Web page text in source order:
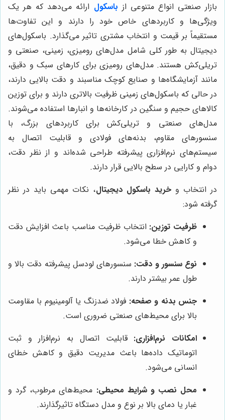
بازار صنعتی انواع متنوعی از باسکول ارائه می‌دهد که هر یک
ویژگی‌ها و کاربردهای خاص خود را دارند و این تفاوت‌ها
مستقیماً بر قیمت و انتخاب مشتری تاثیر می‌گذارد. باسکول‌های
دیجیتال به طور کلی شامل مدل‌های رومیزی، زمینی، صنعتی و
تریلی‌کش هستند. مدل‌های رومیزی برای کارهای سبک و دقیق،
مانند آزمایشگاه‌ها و صنایع کوچک مناسبند و دقت بالایی دارند،
در حالی که باسکول‌های زمینی ظرفیت بالاتری دارند و برای توزین
کالاهای حجیم و سنگین در کارخانه‌ها و انبارها استفاده می‌شوند.
مدل‌های صنعتی و تریلی‌کش برای کاربردهای بزرگ، با
سنسورهای مقاوم، بدنه‌های فولادی و قابلیت اتصال به
سیستم‌های نرم‌افزاری پیشرفته طراحی شده‌اند و از نظر دقت،
دوام و کارایی در سطح بالایی قرار دارند.
در انتخاب و خرید باسکول دیجیتال، نکات مهمی باید در نظر
گرفته شود:
ظرفیت توزین: انتخاب ظرفیت مناسب باعث افزایش دقت
و کاهش خطا می‌شود.
نوع سنسور و دقت: سنسورهای لودسل پیشرفته دقت بالا و
طول عمر بیشتر دارند.
جنس بدنه و صفحه: فولاد ضدزنگ یا آلومینیوم با مقاومت
بالا برای محیط‌های صنعتی ضروری است.
امکانات نرم‌افزاری: قابلیت اتصال به نرم‌افزار و ثبت
اتوماتیک داده‌ها باعث مدیریت دقیق و کاهش خطای
انسانی می‌شود.
محل نصب و شرایط محیطی: محیط‌های مرطوب، گرد و
غبار یا دمای بالا بر نوع و مدل دستگاه تاثیرگذارند.